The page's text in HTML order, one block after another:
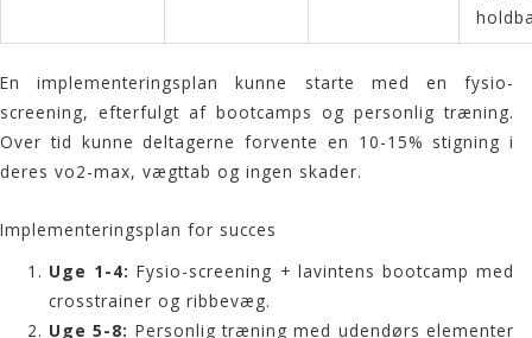
En implementeringsplan kunne starte med en fysio-
screening, efterfulgt af bootcamps og personlig træning.
Over tid kunne deltagerne forvente en 10-15% stigning i
deres vo2-max, vægttab og ingen skader.
Implementeringsplan for succes
Uge 1-4: Fysio-screening + lavintens bootcamp med
crosstrainer og ribbevæg.
Uge 5-8: Personlig træning med udendørs elementer